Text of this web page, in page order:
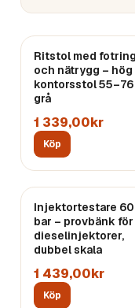
Ritstol med fotring
och nätrygg – hög
kontorsstol 55–76
grå
1 339,00kr
Köp
Injektortestare
bar – provbänk för
dieselinjektorer,
dubbel skala
1 439,00kr
Köp